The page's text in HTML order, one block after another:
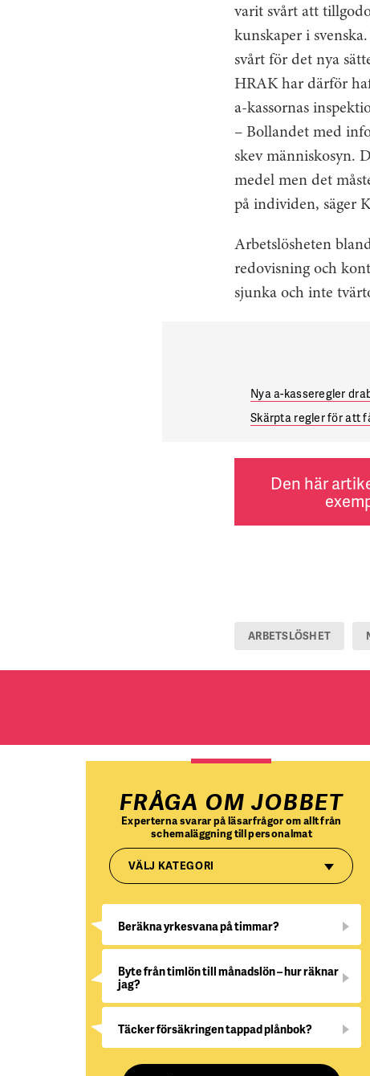
varit svårt att
kunskaper i
svårt för det nya
HRAK har därför
a-kassornas
– Bollandet med
skev människosyn.
medel men det
på individen, säger
Arbetslösheten
redovisning och
sjunka och inte
Nya a-kasseregler
Skärpta regler för att
Den här
ARBETSLÖSHET
FRÅGA OM JOBBET
Experterna svarar på läsarfrågor om allt från
schemaläggning till personalmat
VÄLJ KATEGORI
Beräkna yrkesvana på timmar?
Byte från timlön till månadslön – hur räknar
jag?
Täcker försäkringen tappad plånbok?